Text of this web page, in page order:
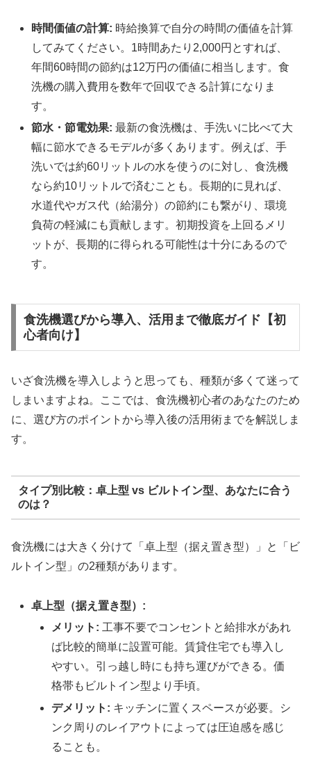
時間価値の計算: 時給換算で自分の時間の価値を計算
してみてください。1時間あたり2,000円とすれば、
年間60時間の節約は12万円の価値に相当します。食
洗機の購入費用を数年で回収できる計算になりま
す。
節水・節電効果: 最新の食洗機は、手洗いに比べて大
幅に節水できるモデルが多くあります。例えば、手
洗いでは約60リットルの水を使うのに対し、食洗機
なら約10リットルで済むことも。長期的に見れば、
水道代やガス代（給湯分）の節約にも繋がり、環境
負荷の軽減にも貢献します。初期投資を上回るメリ
ットが、長期的に得られる可能性は十分にあるので
す。
食洗機選びから導入、活用まで徹底ガイド【初
心者向け】
いざ食洗機を導入しようと思っても、種類が多くて迷って
しまいますよね。ここでは、食洗機初心者のあなたのため
に、選び方のポイントから導入後の活用術までを解説しま
す。
タイプ別比較：卓上型 vs ビルトイン型、あなたに合う
のは？
食洗機には大きく分けて「卓上型（据え置き型）」と「ビ
ルトイン型」の2種類があります。
卓上型（据え置き型）:
メリット: 工事不要でコンセントと給排水があれ
ば比較的簡単に設置可能。賃貸住宅でも導入し
やすい。引っ越し時にも持ち運びができる。価
格帯もビルトイン型より手頃。
デメリット: キッチンに置くスペースが必要。シ
ンク周りのレイアウトによっては圧迫感を感じ
ることも。